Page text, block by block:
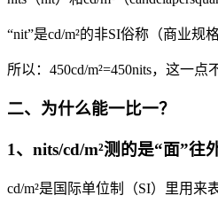
“nit”是cd/m²的非SI俗称（商业规
所以：450cd/m²=450nits，这一
二、为什么能一比一？
1、nits/cd/m²测的是“面”往
cd/m²是国际单位制（SI）里用来